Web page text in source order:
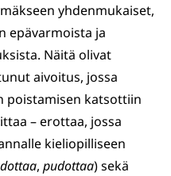
yhdenmukaiset,
epävarmoista ja
Näitä olivat
aivoitus, jossa
poistamisen katsottiin
– erottaa, jossa
kieliopilliseen
, pudottaa) sekä